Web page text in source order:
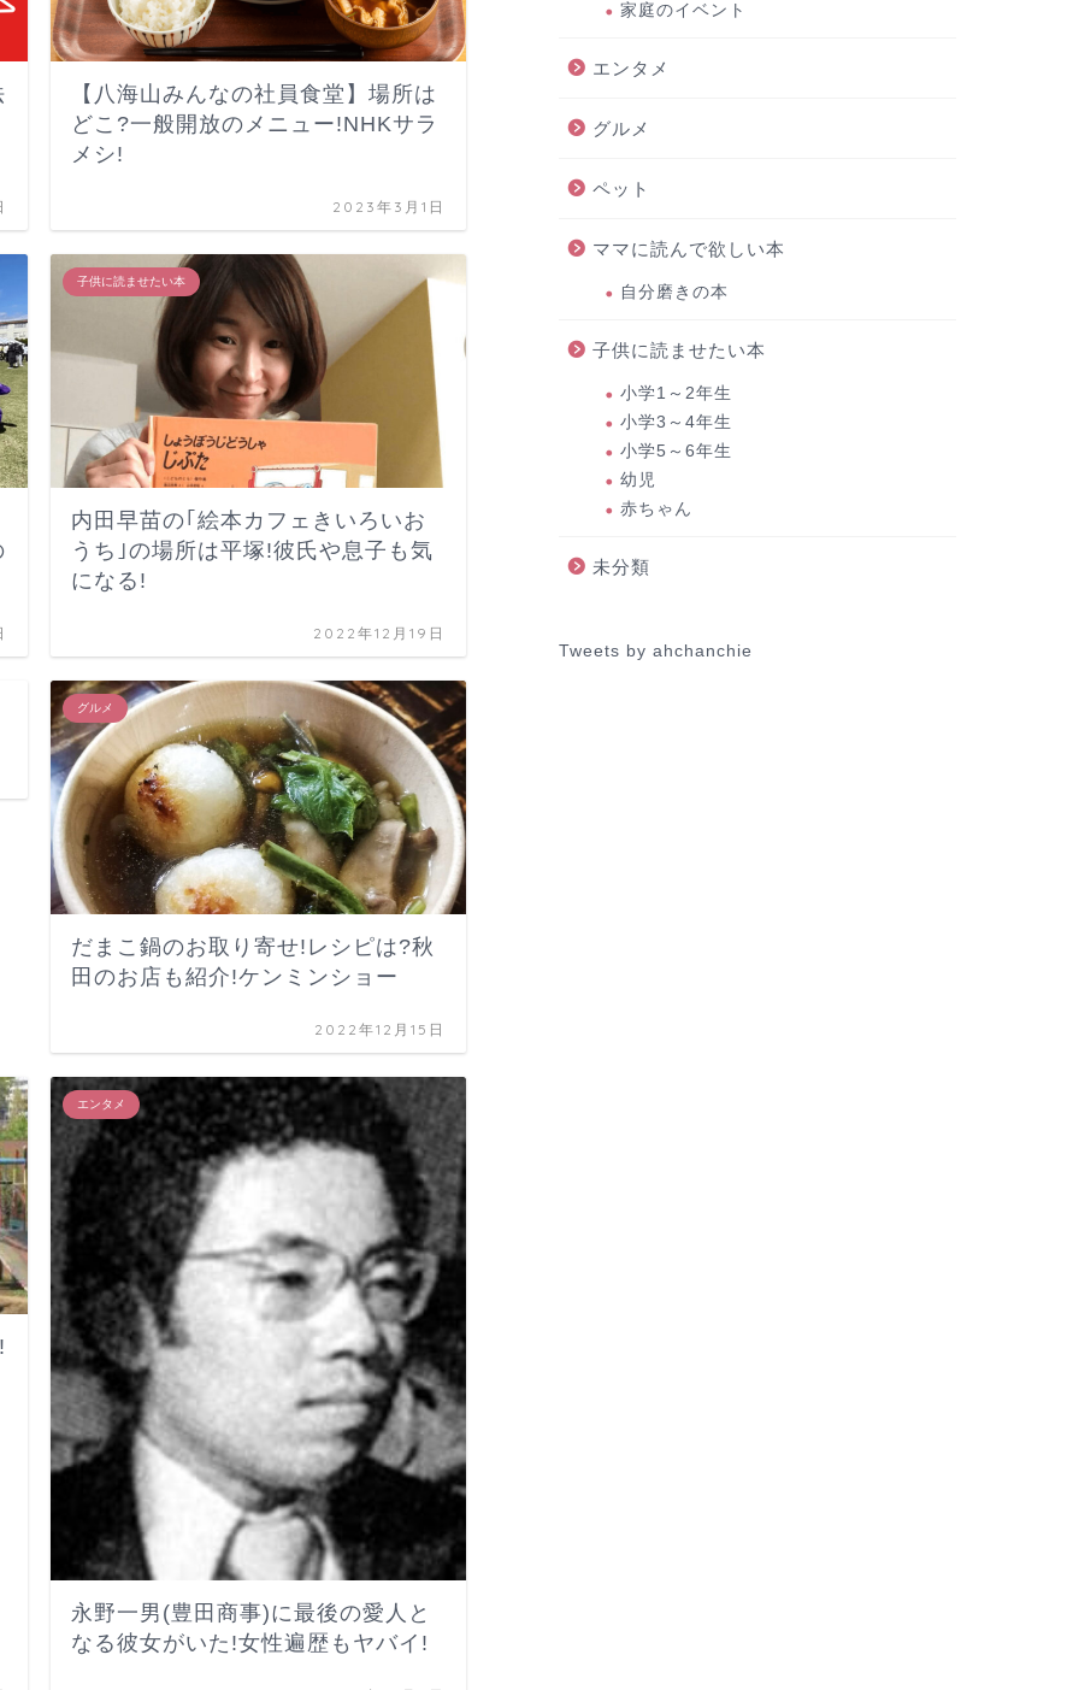
【八海山みんなの社員食堂】場所は
どこ?一般開放のメニュー!NHKサラ
メシ!
2023年3月1日
子供に読ませたい本
内田早苗の｢絵本カフェきいろいお
うち｣の場所は平塚!彼氏や息子も気
になる!
2022年12月19日
グルメ
だまこ鍋のお取り寄せ!レシピは?秋
田のお店も紹介!ケンミンショー
2022年12月15日
エンタメ
永野一男(豊田商事)に最後の愛人と
なる彼女がいた!女性遍歴もヤバイ!
大國魂神社周辺の穴場のオススメ駐
お出かけ
野川公園の駐車場料金は？水遊びに
バーベキューやアスレチックも！
お出かけ
家庭のイベント
エンタメ
グルメ
ペット
ママに読んで欲しい本
自分磨きの本
子供に読ませたい本
小学1～2年生
小学3～4年生
小学5～6年生
幼児
赤ちゃん
未分類
Tweets by ahchanchie